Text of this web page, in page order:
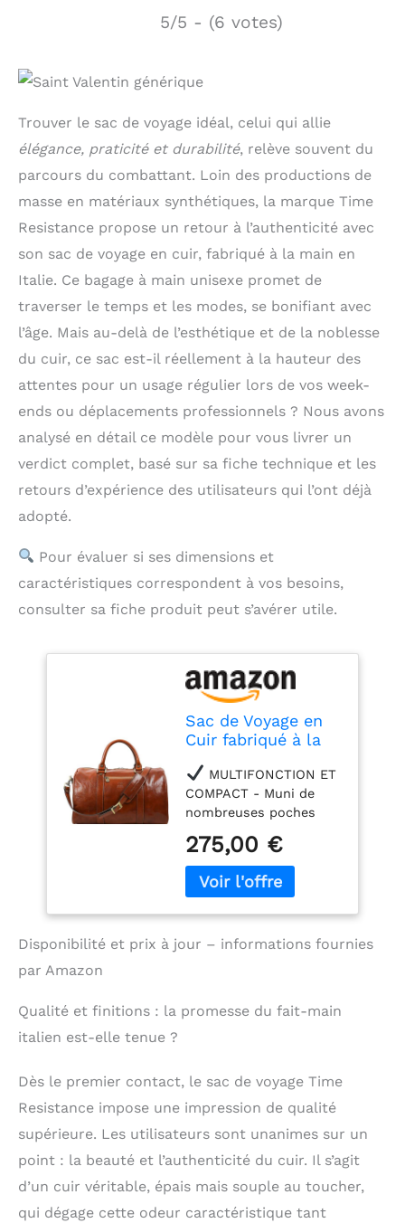
5/5 - (6 votes)
Trouver le sac de voyage idéal, celui qui allie
élégance, praticité et durabilité, relève souvent du
parcours du combattant. Loin des productions de
masse en matériaux synthétiques, la marque Time
Resistance propose un retour à l’authenticité avec
son sac de voyage en cuir, fabriqué à la main en
Italie. Ce bagage à main unisexe promet de
traverser le temps et les modes, se bonifiant avec
l’âge. Mais au-delà de l’esthétique et de la noblesse
du cuir, ce sac est-il réellement à la hauteur des
attentes pour un usage régulier lors de vos week-
ends ou déplacements professionnels ? Nous avons
analysé en détail ce modèle pour vous livrer un
verdict complet, basé sur sa fiche technique et les
retours d’expérience des utilisateurs qui l’ont déjà
adopté.
Pour évaluer si ses dimensions et
caractéristiques correspondent à vos besoins,
consulter sa fiche produit peut s’avérer utile.
Sac de Voyage en
Cuir fabriqué à la
de Week-End pour
Femmes - Raffiné &
élégant - Time
Resistance
MULTIFONCTION ET
COMPACT - Muni de
nombreuses poches
sac de week-end en cuir
véritable peut être
utilisé de nombreuses
le compartiment
Il est aussi idéal comme
POUR DURER - nos
sacs week-end en cuir
pour hommes sont
fabriqués à la main en
Italie selon des secrets
génération en
génération. Pièces en
275,00 €
Disponibilité et prix à jour – informations fournies
par Amazon
Qualité et finitions : la promesse du fait-main
italien est-elle tenue ?
Dès le premier contact, le sac de voyage Time
Resistance impose une impression de qualité
supérieure. Les utilisateurs sont unanimes sur un
point : la beauté et l’authenticité du cuir. Il s’agit
d’un cuir véritable, épais mais souple au toucher,
qui dégage cette odeur caractéristique tant